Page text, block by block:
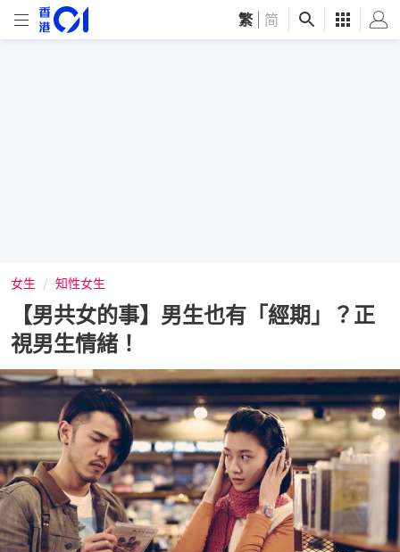
繁 简
女生 知性女生
【男共女的事】男生也有「經期」？正
視男生情緒！